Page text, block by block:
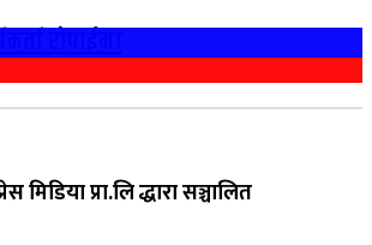
मिडिया प्रा.लि द्धारा सञ्चालित